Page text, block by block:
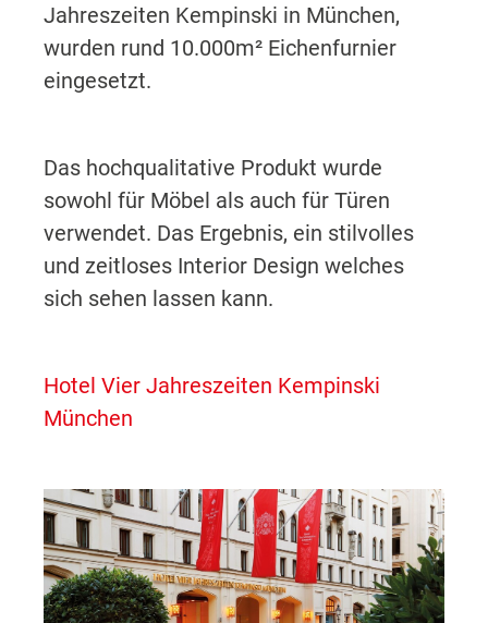
Jahreszeiten Kempinski in München,
wurden rund 10.000m² Eichenfurnier
eingesetzt.
Das hochqualitative Produkt wurde
sowohl für Möbel als auch für Türen
verwendet. Das Ergebnis, ein stilvolles
und zeitloses Interior Design welches
sich sehen lassen kann.
Hotel Vier Jahreszeiten Kempinski
München